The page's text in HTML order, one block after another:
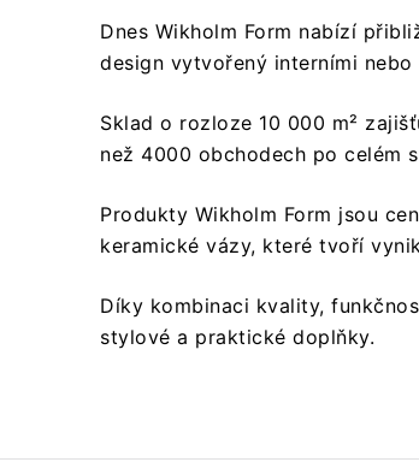
Dnes Wikholm Form nabízí
design vytvořený interními
Sklad o rozloze 10 000 m²
než 4000 obchodech po celém
Produkty Wikholm Form jsou
keramické vázy, které tvoří
Díky kombinaci kvality,
stylové a praktické doplňky.